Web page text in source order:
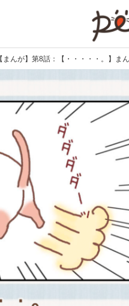
【まんが】第8話：【・・・・・。】ま